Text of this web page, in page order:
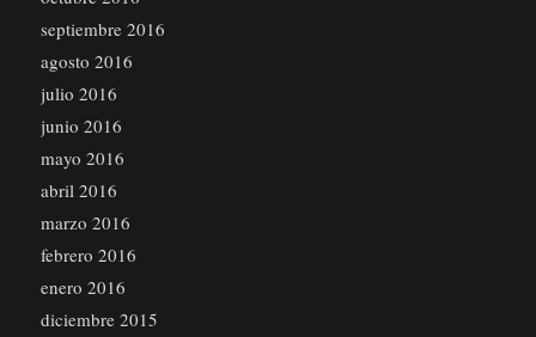
septiembre 2016
agosto 2016
julio 2016
junio 2016
mayo 2016
abril 2016
marzo 2016
febrero 2016
enero 2016
diciembre 2015